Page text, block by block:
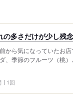
の多さだけが少し残念
から気になっていたお
、季節のフルーツ（桃
1回